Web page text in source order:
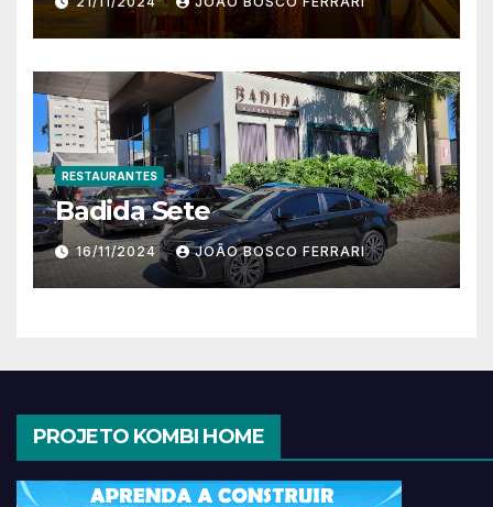
RESTAURANTES
Badida Sete
16/11/2024 JOÃO BOSCO FERRARI
PROJETO KOMBI HOME